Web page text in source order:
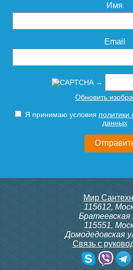
Имя
Email
→
Обновить
Я принимаю условия политики
данных
Мир
115612,
Братеевская
115551,
Домодедовская
Связь с